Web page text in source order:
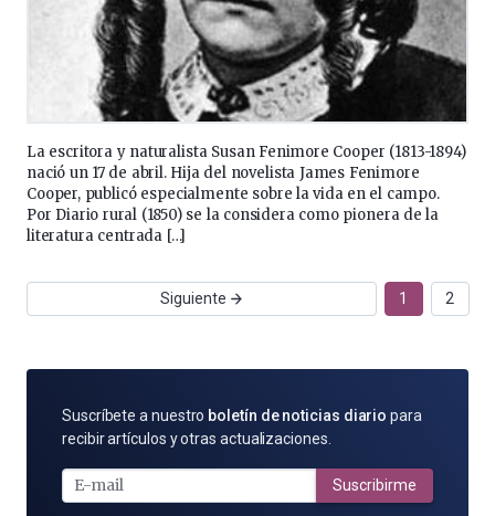
La escritora y naturalista Susan Fenimore Cooper (1813-1894)
nació un 17 de abril. Hija del novelista James Fenimore
Cooper, publicó especialmente sobre la vida en el campo.
Por Diario rural (1850) se la considera como pionera de la
literatura centrada […]
Siguiente 1 2
SUSCRÍBETE
POR
MAIL
Suscríbete a nuestro boletín de noticias diario para
recibir artículos y otras actualizaciones.
Suscribirme